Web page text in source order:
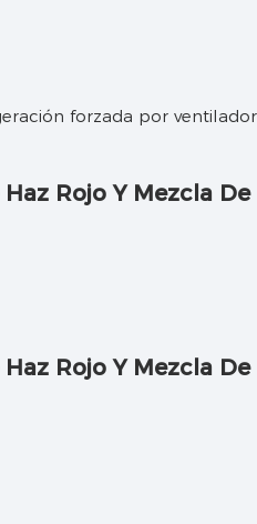
forzada por ventilador